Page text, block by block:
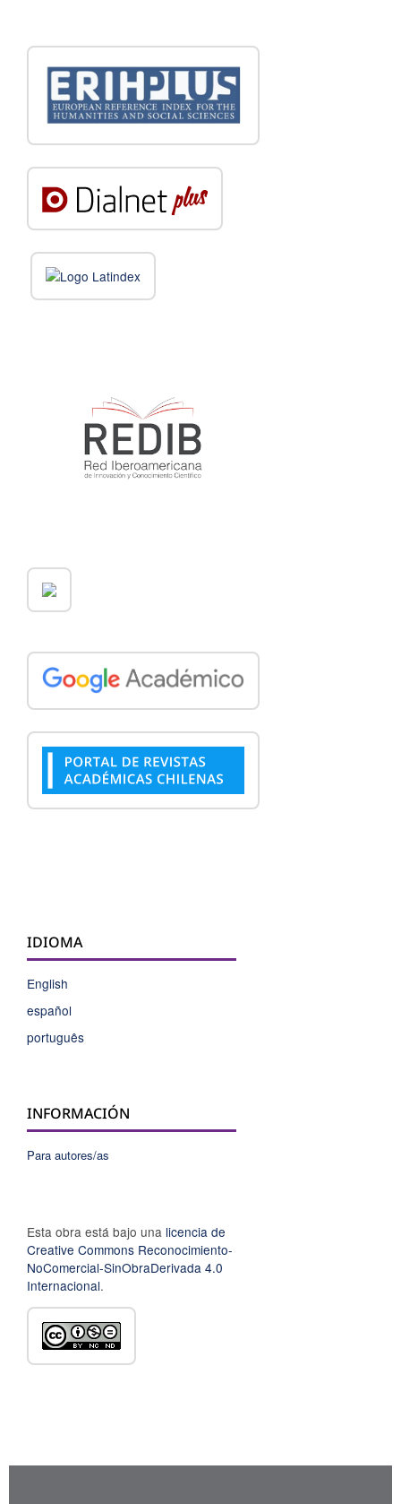
IDIOMA
English
español
português
INFORMACIÓN
Para autores/as
Esta obra está bajo una licencia de
Creative Commons Reconocimiento-
NoComercial-SinObraDerivada 4.0
Internacional.